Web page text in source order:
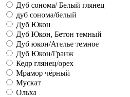
Дуб сонома/ Белый глянец
дуб сонома/белый
Дуб Юкон
Дуб Юкон, Бетон темный
Дуб юкон/Ателье темное
Дуб Юкон/Гранж
Кедр глянец/орех
Мрамор чёрный
Мускат
Ольха